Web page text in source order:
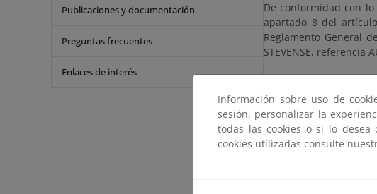
Publicaciones y documentación
Preguntas frecuentes
Enlaces de interés
De conformidad con
apartado 8 del
Reglamento General
STEVENSE, referencia
El expediente estará
partir del día siguiente
del Estado, pudiendo
Costas en Murcia,
Múltiples, 30071,
Para evitar
Información sobre uso de
sesión, personalizar la
todas las cookies o si lo
cookies utilizadas consulte